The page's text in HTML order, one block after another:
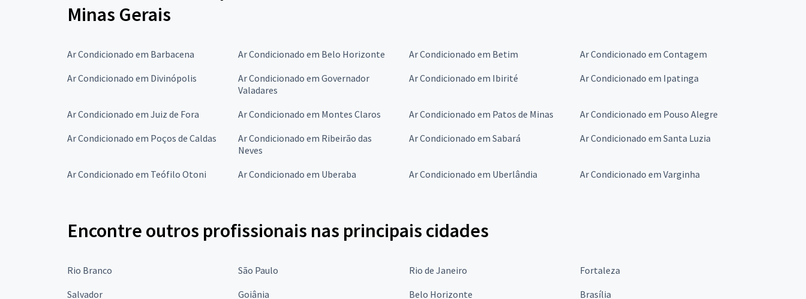
Minas Gerais
Ar Condicionado em Barbacena Ar Condicionado em Belo Horizonte Ar Condicionado em Betim
Ar Condicionado em Contagem
Ar Condicionado em Divinópolis
Ar Condicionado em Governador
Valadares
Ar Condicionado em Ibirité Ar Condicionado em Ipatinga
Ar Condicionado em Juiz de Fora Ar Condicionado em Montes Claros Ar Condicionado em Patos de Minas
Ar Condicionado em Pouso Alegre
Ar Condicionado em Poços de Caldas
Ar Condicionado em Ribeirão das
Neves
Ar Condicionado em Sabará Ar Condicionado em Santa Luzia
Ar Condicionado em Teófilo Otoni Ar Condicionado em Uberaba Ar Condicionado em Uberlândia Ar Condicionado em Varginha
Encontre outros profissionais nas principais cidades
Rio Branco São Paulo Rio de Janeiro
Fortaleza
Salvador
Goiânia Belo Horizonte Brasília